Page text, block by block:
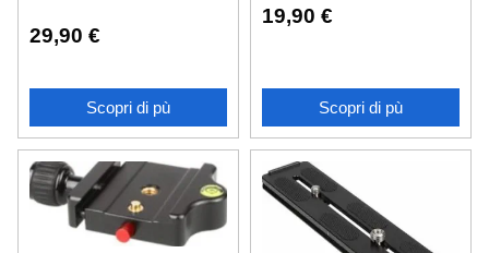
29,90 €
Scopri di pù
19,90 €
Scopri di pù